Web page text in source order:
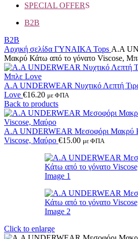
SPECIAL OFFERS
B2B
B2B
Αρχική σελίδα ΓΥΝΑΙΚΑ Tops Α.A
Μακρύ Κάτω από το γόνατο Viscose,
A.A UNDERWEAR Νυχτικό Λεπτή
Love €16.20 με ΦΠΑ
Back to products
Α.A UNDERWEAR Μεσοφόρι Μακρύ
Viscose, Μαύρο €15.00 με ΦΠΑ
Click to enlarge